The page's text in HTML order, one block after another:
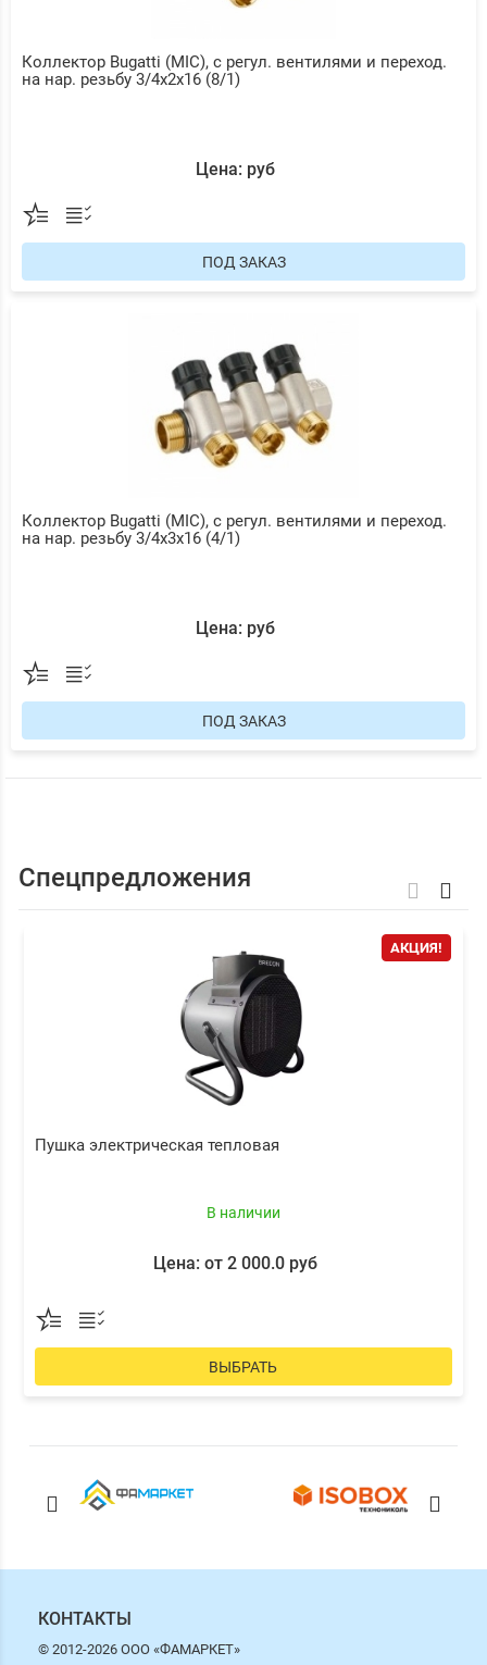
Коллектор Bugatti (MIC), с регул. вентилями и переход.
на нар. резьбу 3/4х2х16 (8/1)
Цена: руб
ПОД ЗАКАЗ
Коллектор Bugatti (MIC), с регул. вентилями и переход.
на нар. резьбу 3/4х3х16 (4/1)
Цена: руб
ПОД ЗАКАЗ
Спецпредложения
АКЦИЯ!
Пушка электрическая тепловая
В наличии
Цена: от 2 000.0 руб
ВЫБРАТЬ
КОНТАКТЫ
© 2012-2026 ООО «ФАМАРКЕТ»